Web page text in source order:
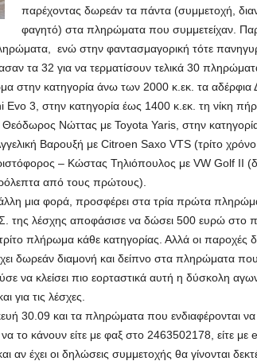
παρέχοντας δωρεάν τα πάντα (συμμετοχή,
φαγητό) στα πληρώματα που συμμετείχαν.
ενώ στην φαντασμαγορική τότε
τα 32 για να τερματίσουν τελικά 30
στην κατηγορία άνω των 2000 κ.εκ. τα αδέρφια
3, στην κατηγορία έως 1400 κ.εκ. τη νίκη
Θεόδωρος Νώττας με Toyota Yaris, στην
Βαρουξή με Citroen Saxo VTS (τρίτο χρόνο
– Κώστας Τηλιόπουλος με VW Golf ΙΙ
από τους πρώτους).
μια φορά, προσφέρει στα τρία πρώτα
της λέσχης αποφάσισε να δώσει 500 ευρώ στο
πλήρωμα κάθε κατηγορίας. Αλλά οι παροχές
δωρεάν διαμονή και δείπνο στα πληρώματα
να κλείσει πιο εορταστικά αυτή η δύσκολη
για τις λέσχες.
30.09 και τα πληρώματα που ενδιαφέρονται να
το κάνουν είτε με φαξ στο 2463502178, είτε με
έχει οι δηλώσεις συμμετοχής θα γίνονται